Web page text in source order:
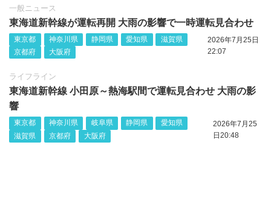
一般ニュース
東海道新幹線が運転再開 大雨の影響で一時運転見合わせ
東京都 神奈川県 静岡県 愛知県
滋賀県
京都府
大阪府
2026年7月25日
22:07
ライフライン
東海道新幹線 小田原～熱海駅間で運転見合わせ 大雨の影
響
東京都 神奈川県 岐阜県 静岡県
愛知県
滋賀県
京都府 大阪府
2026年7月25
日20:48